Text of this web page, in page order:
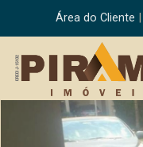
Área do Cliente